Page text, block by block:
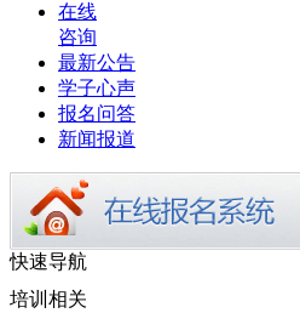
在线
咨询
最新公告
学子心声
报名问答
新闻报道
快速导航
培训相关